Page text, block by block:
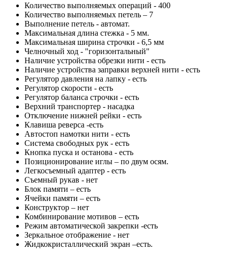
Количество выполняемых операций - 400
Количество выполняемых петель – 7
Выполнение петель - автомат.
Максимальная длина стежка - 5 мм.
Максимальная ширина строчки - 6,5 мм
Челночный ход - "горизонтальный"
Наличие устройства обрезки нити - есть
Наличие устройства заправки верхней нити - есть
Регулятор давления на лапку - есть
Регулятор скорости - есть
Регулятор баланса строчки - есть
Верхний транспортер - насадка
Отключение нижней рейки - есть
Клавиша реверса -есть
Автостоп намотки нити - есть
Система свободных рук - есть
Кнопка пуска и останова - есть
Позиционирование иглы – по двум осям.
Легкосъемный адаптер - есть
Съемный рукав - нет
Блок памяти – есть
Ячейки памяти – есть
Конструктор – нет
Комбинирование мотивов – есть
Режим автоматической закрепки -есть
Зеркальное отображение - нет
Жидкокристаллический экран –есть.